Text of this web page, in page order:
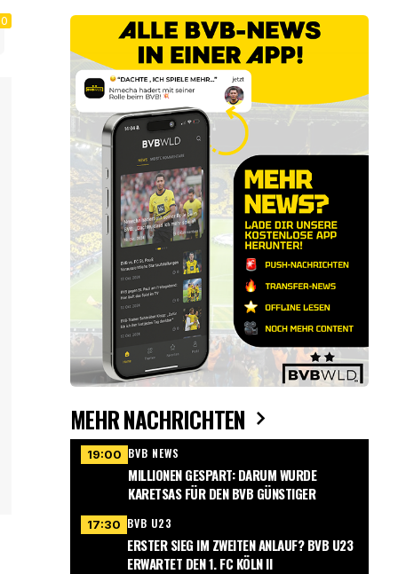
0
MEHR NACHRICHTEN
19:00 BVB NEWS
MILLIONEN GESPART: DARUM WURDE
KARETSAS FÜR DEN BVB GÜNSTIGER
17:30 BVB U23
ERSTER SIEG IM ZWEITEN ANLAUF? BVB U23
ERWARTET DEN 1. FC KÖLN II